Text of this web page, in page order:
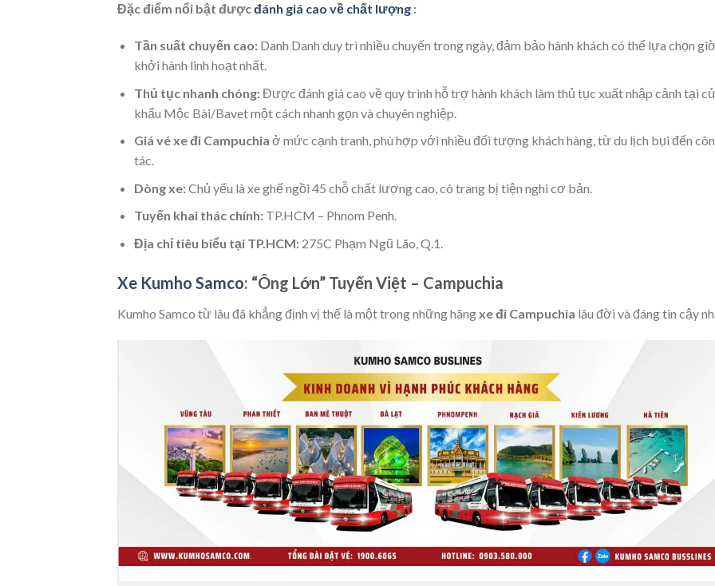
Đặc điểm nổi bật đượcđánh giá cao về chất lượng :
Tần suất chuyến cao:Danh Danh duy trì nhiều chuyến trong ngày, đảm bảo hành khách có thể lựa chọn
khởi hành linh hoạt nhất.
Thủ tục nhanh chóng:Được đánh giá cao về quy trình hỗ trợ hành khách làm thủ tục xuất nhập cảnh tại
khẩu Mộc Bài/Bavet một cách nhanh gọn và chuyên nghiệp.
Giá vé xe đi Campuchia ở mức cạnh tranh, phù hợp với nhiều đối tượng khách hàng, từ du lịch bụi đến
tác.
Dòng xe:Chủ yếu là xe ghế ngồi 45 chỗ chất lượng cao, có trang bị tiện nghi cơ bản.
Tuyến khai thác chính:TP.HCM – Phnom Penh.
Địa chỉ tiêu biểu tại TP.HCM:275C Phạm Ngũ Lão, Q.1.
Xe Kumho Samco: “Ông Lớn” Tuyến Việt – Campuchia
Kumho Samco từ lâu đã khẳng định vị thế là một trong những hãngxe đi Campuchia lâu đời và đáng tin cậy